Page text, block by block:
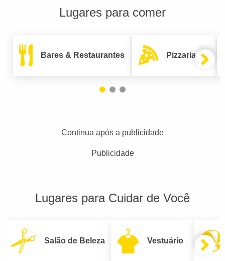
Lugares para comer
Bares & Restaurantes Pizzarias
Continua após a publicidade
Publicidade
Lugares para Cuidar de Você
Salão de Beleza Vestuário